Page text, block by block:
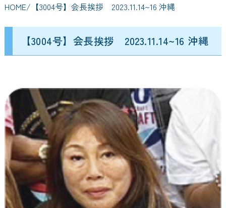
HOME/【3004号】会長挨拶 2023.11.14~16 沖縄
【3004号】会長挨拶 2023.11.14~16 沖縄